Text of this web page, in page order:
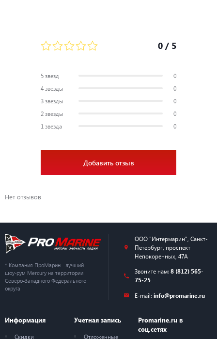
0 / 5
5 звезд
0
4 звезды
0
3 звезды
0
2 звезды
0
1 звезда
0
Добавить отзыв
Нет отзывов
* Компания ПроМарин - лучший
шоу-рум Mercury на территории
Северо-Западного Федерального
округа
ООО "Интермарин" Санкт-
Петербург, проспект
Непокоренных, 47А
Звоните нам: 8 (812) 565-
75-25
E-mail: info@promarine.ru
Информация
Скидки
Учетная запись
Отложенные
Promarine.ru в
соц.сетях